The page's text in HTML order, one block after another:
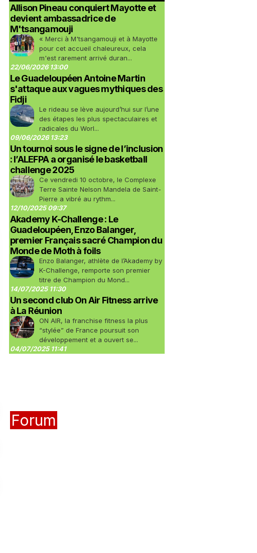
Allison Pineau conquiert Mayotte et
devient ambassadrice de
M'tsangamouji
« Merci à M'tsangamouji et à Mayotte
pour cet accueil chaleureux, cela
m'est rarement arrivé duran...
22/06/2026 13:00
Le Guadeloupéen Antoine Martin
s'attaque aux vagues mythiques des
Fidji
Le rideau se lève aujourd’hui sur l’une
des étapes les plus spectaculaires et
radicales du Worl...
09/06/2026 13:23
Un tournoi sous le signe de l’inclusion
: l’ALEFPA a organisé le basketball
challenge 2025
Ce vendredi 10 octobre, le Complexe
Terre Sainte Nelson Mandela de Saint-
Pierre a vibré au rythm...
12/10/2025 09:37
Akademy K-Challenge : Le
Guadeloupéen, Enzo Balanger,
premier Français sacré Champion du
Monde de Moth à foils
Enzo Balanger, athlète de l’Akademy by
K-Challenge, remporte son premier
titre de Champion du Mond...
14/07/2025 11:30
Un second club On Air Fitness arrive
à La Réunion
ON AIR, la franchise fitness la plus
“stylée” de France poursuit son
développement et a ouvert se...
04/07/2025 11:41
Forum